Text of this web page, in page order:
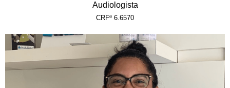
Audiologista
CRFª 6.6570